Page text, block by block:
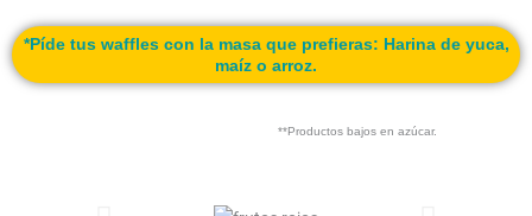
*Píde tus waffles con la masa que prefieras: Harina de yuca,
maíz o arroz.
**Productos bajos en azúcar.